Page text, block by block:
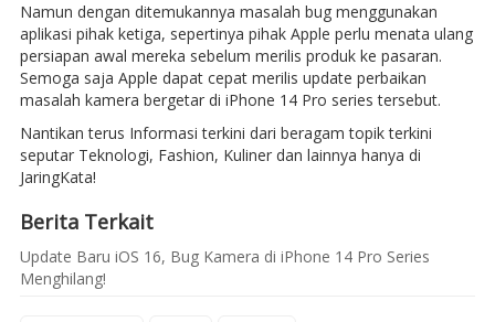
Namun dengan ditemukannya masalah bug menggunakan
aplikasi pihak ketiga, sepertinya pihak Apple perlu menata ulang
persiapan awal mereka sebelum merilis produk ke pasaran.
Semoga saja Apple dapat cepat merilis update perbaikan
masalah kamera bergetar di iPhone 14 Pro series tersebut.
Nantikan terus Informasi terkini dari beragam topik terkini
seputar Teknologi, Fashion, Kuliner dan lainnya hanya di
JaringKata!
Berita Terkait
Update Baru iOS 16, Bug Kamera di iPhone 14 Pro Series
Menghilang!